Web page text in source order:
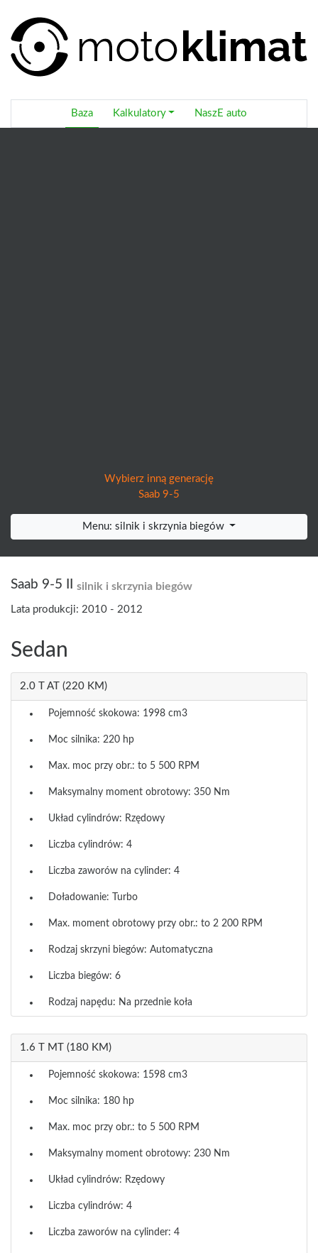
Baza Kalkulatory NaszE auto
Wybierz inną generację
Saab 9-5
Menu: silnik i skrzynia biegów
Saab 9-5 II silnik i skrzynia biegów
Lata produkcji: 2010 - 2012
Sedan
2.0 T AT (220 KM)
Pojemność skokowa: 1998 cm3
Moc silnika: 220 hp
Max. moc przy obr.: to 5 500 RPM
Maksymalny moment obrotowy: 350 Nm
Układ cylindrów: Rzędowy
Liczba cylindrów: 4
Liczba zaworów na cylinder: 4
Doładowanie: Turbo
Max. moment obrotowy przy obr.: to 2 200 RPM
Rodzaj skrzyni biegów: Automatyczna
Liczba biegów: 6
Rodzaj napędu: Na przednie koła
1.6 T MT (180 KM)
Pojemność skokowa: 1598 cm3
Moc silnika: 180 hp
Max. moc przy obr.: to 5 500 RPM
Maksymalny moment obrotowy: 230 Nm
Układ cylindrów: Rzędowy
Liczba cylindrów: 4
Liczba zaworów na cylinder: 4